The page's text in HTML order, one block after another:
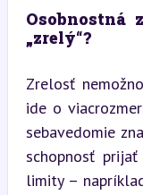
Osobnostná
„zrelý“?
Zrelosť
ide o
sebavedomie
schopnosť
limity –